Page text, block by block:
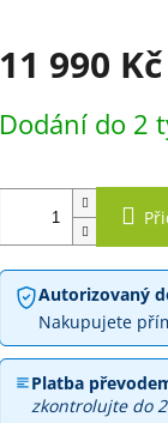
11 990 Kč
cena:
Dodání do 2
Autorizovaný
Nakupujete
Platba
zkontrolujte do